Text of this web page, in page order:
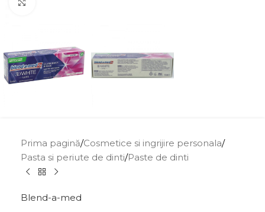
Prima pagină/Cosmetice si ingrijire personala/
Pasta si periute de dinti/Paste de dinti
Blend-a-med